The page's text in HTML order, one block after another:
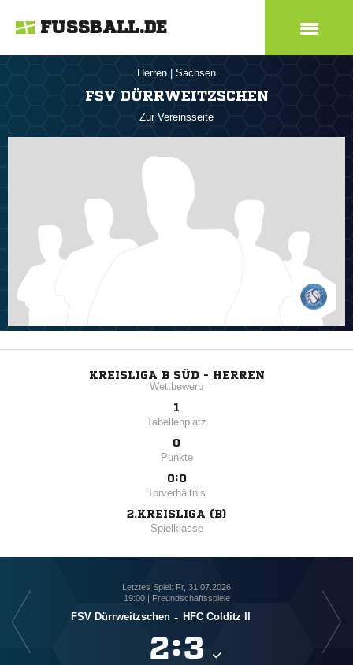
FUSSBALL.DE
Herren Sachsen
FSV DÜRRWEITZSCHEN
Zur Vereinsseite
KREISLIGA B SÜD - HERREN
Wettbewerb
1
Tabellenplatz
0
Punkte
0:0
Torverhältnis
2.KREISLIGA (B)
Spielklasse
Letztes Spiel: Fr, 31.07.2026
19:00 | Freundschaftsspiele
FSV Dürrweitzschen - HFC Colditz II
: